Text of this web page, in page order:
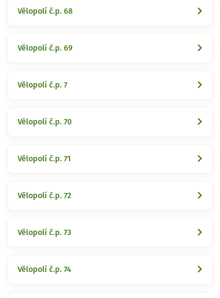
Vělopolí č.p. 68
Vělopolí č.p. 69
Vělopolí č.p. 7
Vělopolí č.p. 70
Vělopolí č.p. 71
Vělopolí č.p. 72
Vělopolí č.p. 73
Vělopolí č.p. 74